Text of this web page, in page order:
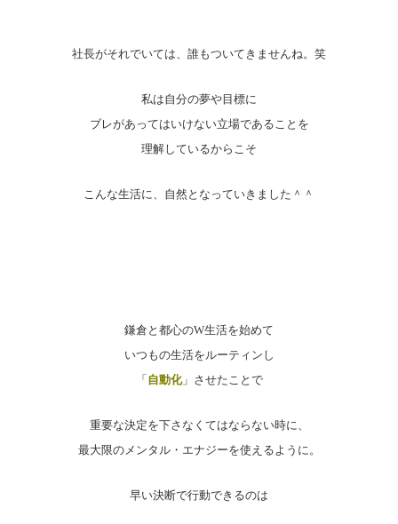
社長がそれでいては、誰もついてきませんね。笑
私は自分の夢や目標に
ブレがあってはいけない立場であることを
理解しているからこそ
こんな生活に、自然となっていきました＾＾
鎌倉と都心のW生活を始めて
いつもの生活をルーティンし
「 自動化」させたことで
重要な決定を下さなくてはならない時に、
最大限のメンタル・エナジーを使えるように。
早い決断で行動できるのは